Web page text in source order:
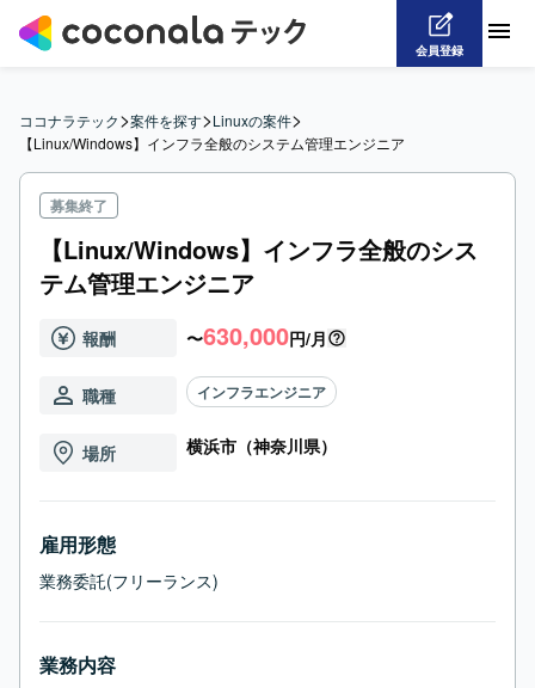
会員登録
ココナラテック>案件を探す>Linuxの案件>
【Linux/Windows】インフラ全般のシステム管理エンジニア
募集終了
【Linux/Windows】インフラ全般のシス
テム管理エンジニア
報酬 〜630,000円/月
職種 インフラエンジニア
場所 横浜市（神奈川県）
雇用形態
業務委託(フリーランス)
業務内容